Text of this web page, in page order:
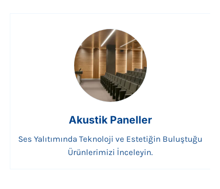
Akustik Paneller
Ses Yalıtımında Teknoloji ve Estetiğin Buluştuğu
Ürünlerimizi İnceleyin.